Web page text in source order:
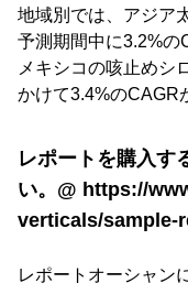
地域別では、アジア
予測期間中に3.2%の
メキシコの咳止めシ
かけて3.4%のCAGR
レポートを購入す
い。@ https://
verticals/sample-
レポートオーシャン